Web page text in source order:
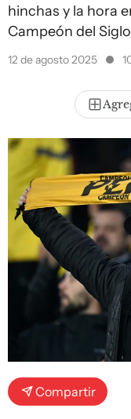
hinchas y la hora
Campeón del Siglo
12 de agosto 2025
Compartir